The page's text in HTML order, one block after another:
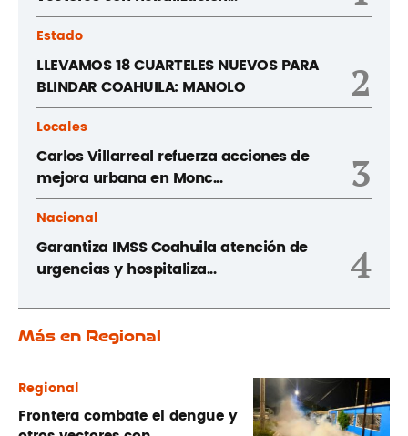
Estado
LLEVAMOS 18 CUARTELES NUEVOS PARA
BLINDAR COAHUILA: MANOLO
2
Locales
Carlos Villarreal refuerza acciones de
mejora urbana en Monc...
3
Nacional
Garantiza IMSS Coahuila atención de
urgencias y hospitaliza...
4
Más en Regional
Regional
Frontera combate el dengue y